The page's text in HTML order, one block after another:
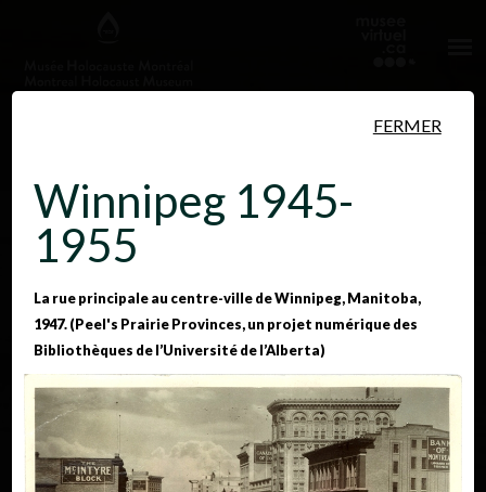
Lieux
1933-1939
Personnes Événements
Winnipeg 1945-
1955
FERMER
La rue principale au centre-ville de Winnipeg, Manitoba,
1947. (Peel's Prairie Provinces, un projet numérique des
Bibliothèques de l’Université de l’Alberta)